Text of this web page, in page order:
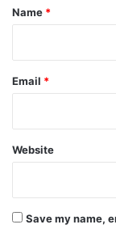
*
Name *
Email *
Website
Save my name,